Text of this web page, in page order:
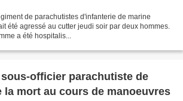
de parachutistes d'infanterie de marine
été agressé au cutter jeudi soir par deux hommes.
a été hospitalis...
officier parachutiste de
la mort au cours de manoeuvres